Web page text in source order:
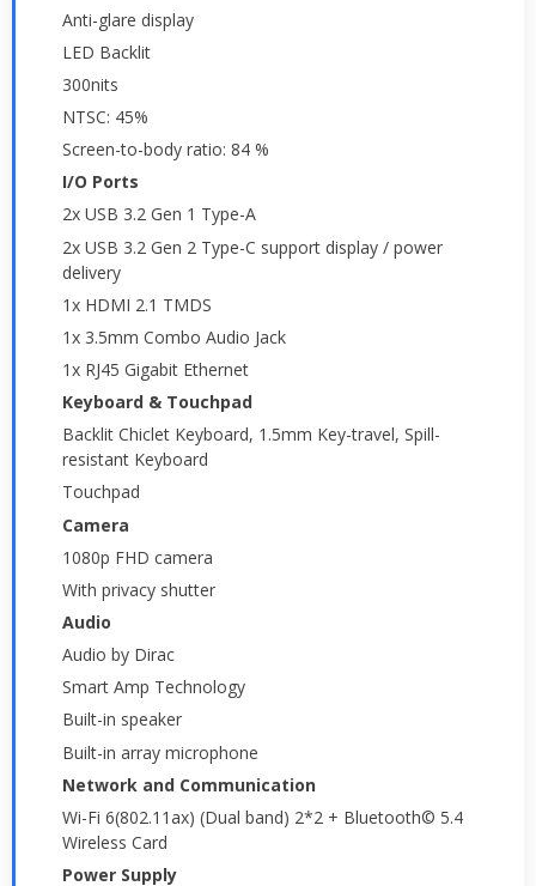
Anti-glare display
LED Backlit
300nits
NTSC: 45%
Screen-to-body ratio: 84 %
I/O Ports
2x USB 3.2 Gen 1 Type-A
2x USB 3.2 Gen 2 Type-C support display / power
delivery
1x HDMI 2.1 TMDS
1x 3.5mm Combo Audio Jack
1x RJ45 Gigabit Ethernet
Keyboard & Touchpad
Backlit Chiclet Keyboard, 1.5mm Key-travel, Spill-
resistant Keyboard
Touchpad
Camera
1080p FHD camera
With privacy shutter
Audio
Audio by Dirac
Smart Amp Technology
Built-in speaker
Built-in array microphone
Network and Communication
Wi-Fi 6(802.11ax) (Dual band) 2*2 + Bluetooth© 5.4
Wireless Card
Power Supply